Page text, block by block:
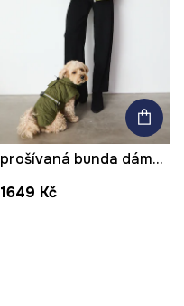
prošívaná bunda dámská
1649 Kč